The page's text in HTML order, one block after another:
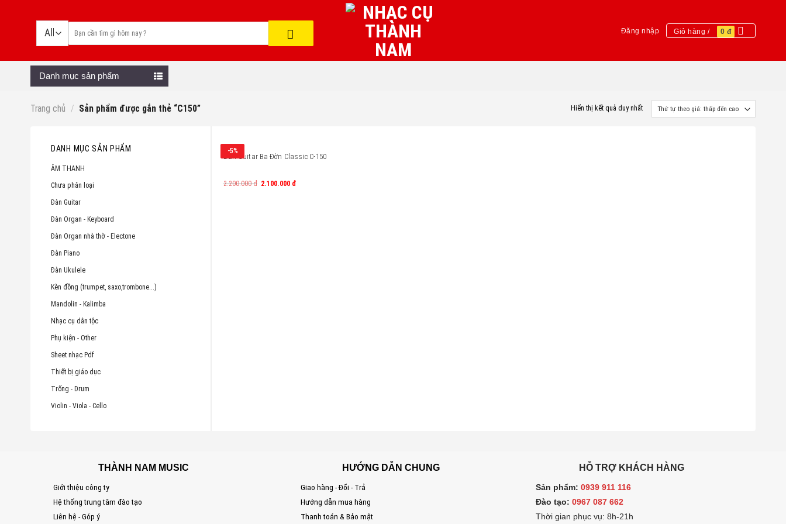
Đăng nhập Giỏ hàng / 0 đ
Danh mục sản phẩm
Trang chủ / Sản phẩm được gắn thẻ “C150” Hiển thị kết quả duy nhất
DANH MỤC SẢN PHẨM
ÂM THANH
Chưa phân loại
Đàn Guitar
Đàn Organ - Keyboard
Đàn Organ nhà thờ - Electone
Đàn Piano
Đàn Ukulele
Kèn đồng (trumpet, saxo,trombone...)
Mandolin - Kalimba
Nhạc cụ dân tộc
Phụ kiện - Other
Sheet nhạc Pdf
Thiết bị giáo dục
Trống - Drum
Violin - Viola - Cello
-5%
Đàn Guitar Ba Đờn Classic C-150
2.200.000đ 2.100.000 đ
THÀNH NAM MUSIC
Giới thiệu công ty
Hệ thống trung tâm đào tạo
Liên hệ - Góp ý
HƯỚNG DẪN CHUNG
Giao hàng - Đổi - Trả
Hướng dẫn mua hàng
Thanh toán & Bảo mật
HỖ TRỢ KHÁCH HÀNG
Sản phẩm: 0939 911 116
Đào tạo: 0967 087 662
Thời gian phục vụ: 8h-21h